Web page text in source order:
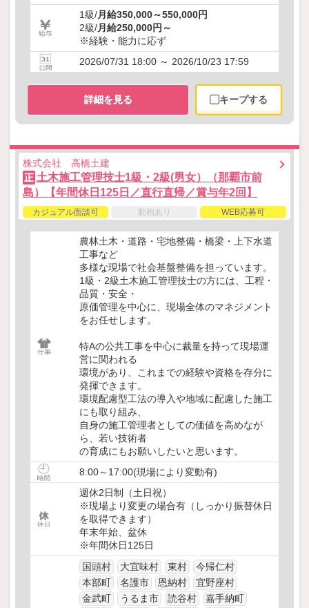
1級/月給350,000～550,000円
2級/月給250,000円～
※経験・能力に応ず
2026/07/31 18:00 ～ 2026/10/23 17:59
詳細を見る キープする
株式会社 高橋土建
正 土木施工管理技士1級・2級(男女）（那覇市前
島）【年間休日125日／直行直帰／賞与年2回】
カジュアル面談可 動画あり WEB応募可
農林土木・道路・宅地整備・橋梁・上下水道
工事など
多様な現場で社会基盤整備を担っています。
1級・2級土木施工管理技士の方には、工程・
品質・安全・
原価管理を中心に、現場全体のマネジメント
をお任せします。
特Aの公共工事を中心に裁量を持って現場運
営に関われる
環境があり、これまでの経験や資格を存分に
発揮できます。
環境配慮型工法の導入や地域に配慮した施工
にも取り組み、
自身の施工管理者としての価値を高めなが
ら、若い技術者
の育成にもお願いしたいと思います。
8:00～17:00(現場により変動有)
週休2日制（土日祝）
※現場より変更の場合有（しっかり振替休日
を取得できます）
年末年始、盆休
※年間休日125日
国頭村
大宜味村 東村
今帰仁村
本部町
名護市 恩納村
宜野座村
金武町
うるま市 読谷村
嘉手納町